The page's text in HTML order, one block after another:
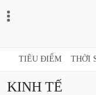
TIÊU ĐIỂM THỜI
KINH TẾ